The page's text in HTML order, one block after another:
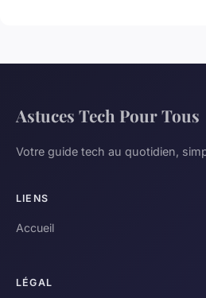
Astuces Tech Pour Tous
Votre guide tech au quotidien,
LIENS
Accueil
LÉGAL